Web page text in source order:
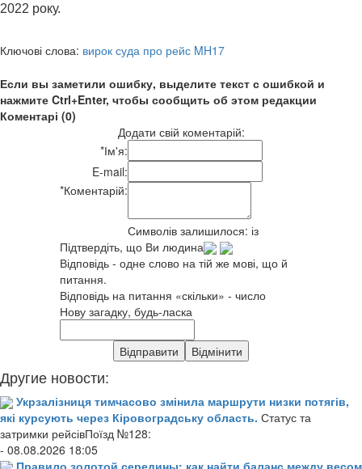
2022 року.
Ключові слова: вирок суда про рейс MH17
Если вы заметили ошибку, выделите текст с ошибкой и
нажмите Ctrl+Enter, чтобы сообщить об этом редакции
Коментарі (0)
Додати свій коментарій:
*Ім'я:
E-mail:
*Коментарій:
Символів залишилося: із
Підтвердіть, що Ви людина
Відповідь - одне слово на тій же мові, що й
питання.
Відповідь на питання «скільки» - число
Нову загадку, будь-ласка
Другие новости:
Укрзалізниця тимчасово змінила маршрути низки потягів,
які курсують через Кіровоградську область. Статус та
затримки рейсівПоїзд №128:
- 08.08.2026 18:05
Правило золотой середины: как найти баланс между весом